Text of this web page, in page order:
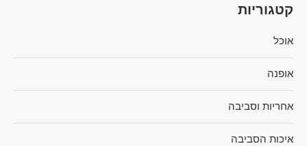
קטגוריות
אוכל
אופנה
אחריות וסביבה
איכות הסביבה